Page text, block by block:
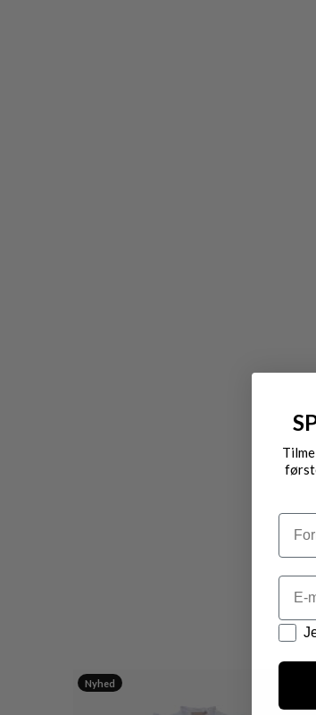
Nyhed
Navn
Email